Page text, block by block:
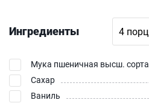
Ингредиенты
Мука пшеничная высш. сорта
Сахар
Ваниль